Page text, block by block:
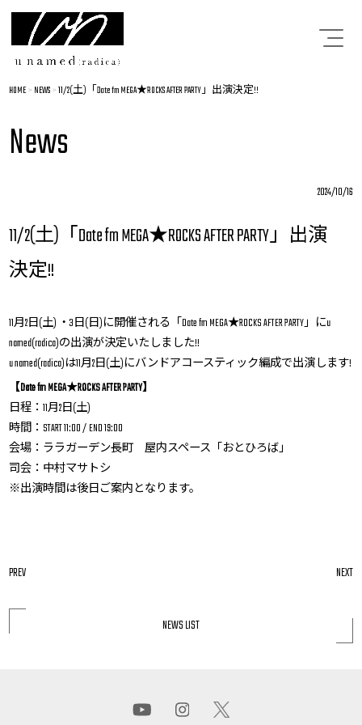
HOME> NEWS>11/2(土)「Date fm MEGA★ROCKS AFTER PARTY」出演決定!!
News
2024/10/16
11/2(土)「Date fm MEGA★ROCKS AFTER PARTY」出演
決定!!
11月2日(土) ・3日(日)に開催される「Date fm MEGA★ROCKS AFTER PARTY」にu
named(radica)の出演が決定いたしました!!
u named(radica)は11月2日(土)にバンドアコースティック編成で出演します!
【Date fm MEGA★ROCKS AFTER PARTY】
日程：11月2日(土)
時間：START 11:00 / END 19:00
会場：ララガーデン長町 屋内スペース「おとひろば」
司会：中村マサトシ
※出演時間は後日ご案内となります。
PREV NEXT
NEWS LIST